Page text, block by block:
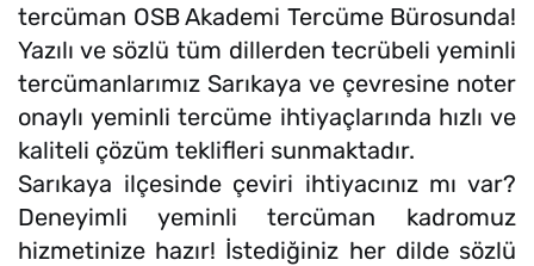
tercüman OSB Akademi Tercüme Bürosunda!
Yazılı ve sözlü tüm dillerden tecrübeli yeminli
tercümanlarımız Sarıkaya ve çevresine noter
onaylı yeminli tercüme ihtiyaçlarında hızlı ve
kaliteli çözüm teklifleri sunmaktadır.
Sarıkaya ilçesinde çeviri ihtiyacınız mı var?
Deneyimli yeminli tercüman kadromuz
hizmetinize hazır! İstediğiniz her dilde sözlü